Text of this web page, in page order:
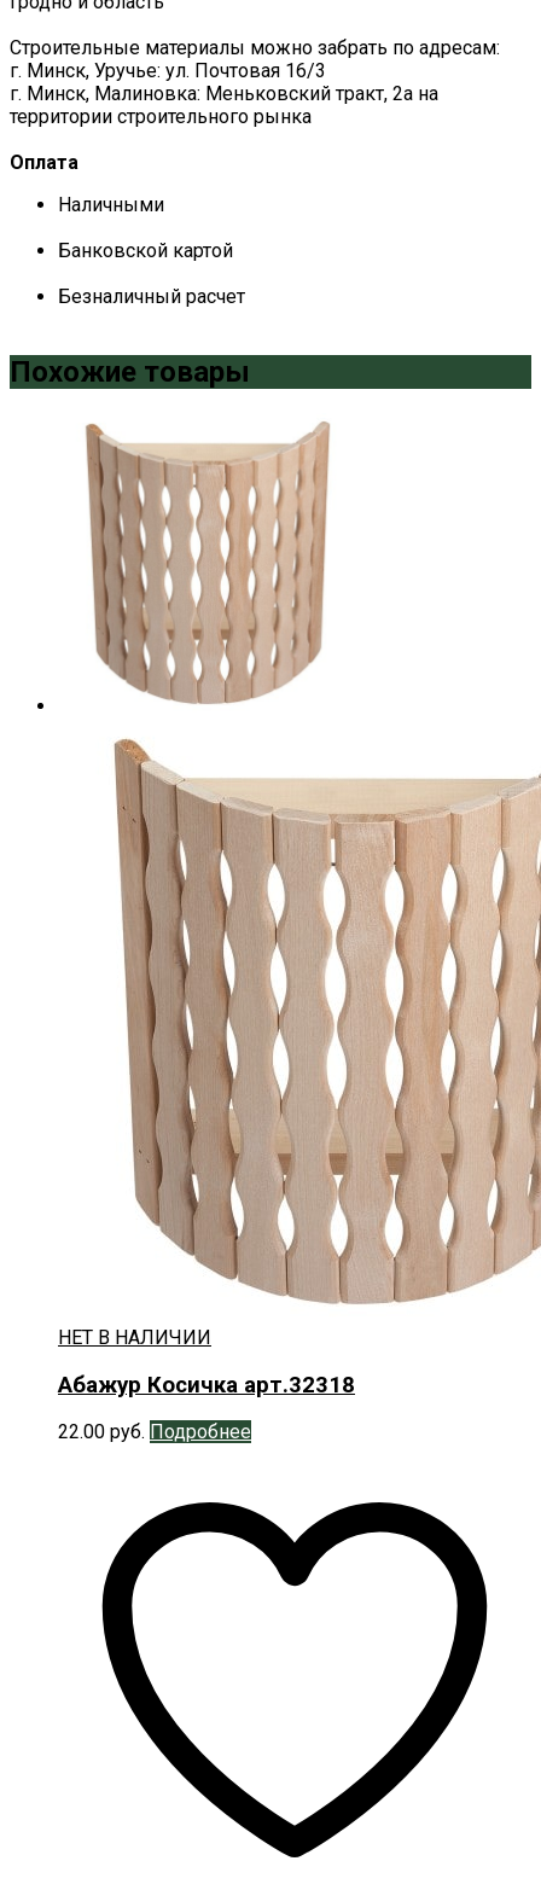
Строительные материалы можно забрать по адресам:
г. Минск, Уручье: ул. Почтовая 16/3
г. Минск, Малиновка: Меньковский тракт, 2а на
территории строительного рынка
Оплата
Наличными
Банковской картой
Безналичный расчет
Похожие товары
НЕТ В НАЛИЧИИ
Абажур Косичка арт.32318
22.00 руб. Подробнее